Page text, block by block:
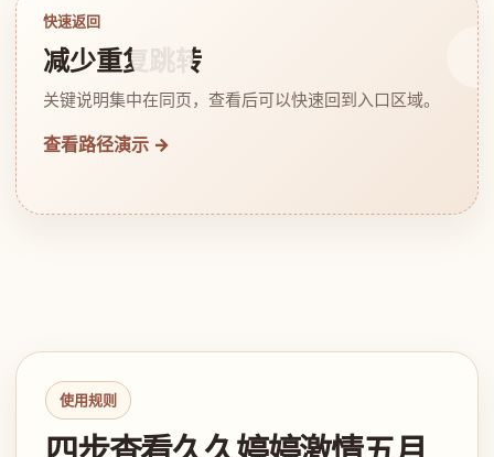
快速返回
减少重复跳转
关键说明集中在同页，查看后可以快速回到入口区域。
查看路径演示 →
使用规则